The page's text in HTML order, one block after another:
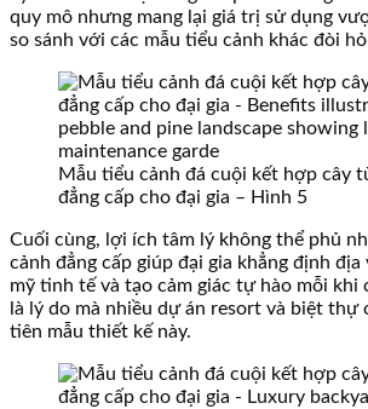
quy mô nhưng mang lại giá trị sử dụng
so sánh với các mẫu tiểu cảnh khác đòi
Mẫu tiểu cảnh đá cuội kết hợp cây
đẳng cấp cho đại gia – Hình 5
Cuối cùng, lợi ích tâm lý không thể phủ
cảnh đẳng cấp giúp đại gia khẳng định
mỹ tinh tế và tạo cảm giác tự hào mỗi khi
là lý do mà nhiều dự án resort và biệt thự
tiên mẫu thiết kế này.